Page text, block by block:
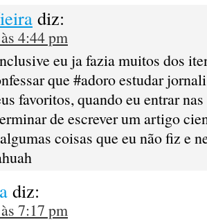
diz:
4:44 pm
eu ja fazia muitos dos
que #adoro estudar
favoritos, quando eu entrar
de escrever um artigo
coisas que eu não fiz e
diz:
7:17 pm